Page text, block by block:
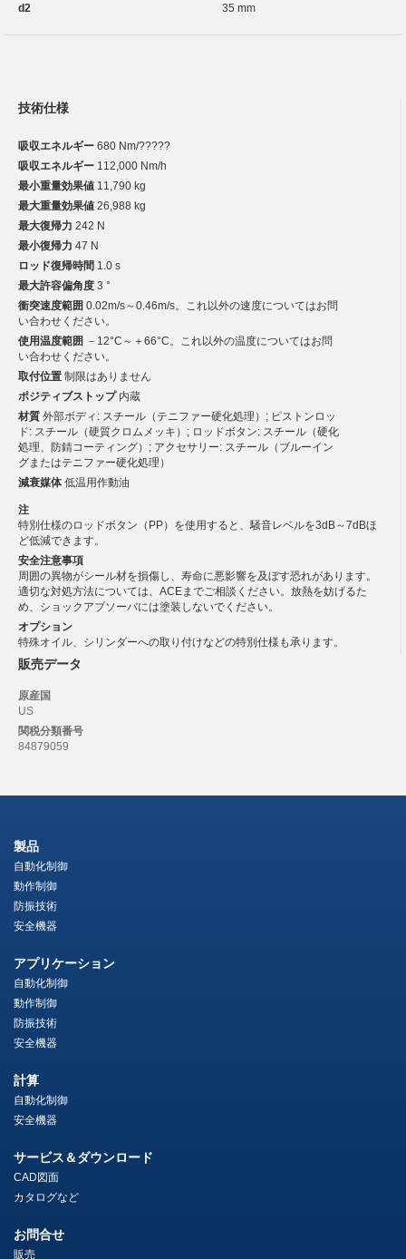
d2
35 mm
技術仕様
吸収エネルギー 680 Nm/?????
吸収エネルギー 112,000 Nm/h
最小重量効果値 11,790 kg
最大重量効果値 26,988 kg
最大復帰力 242 N
最小復帰力 47 N
ロッド復帰時間 1.0 s
最大許容偏角度 3 °
衝突速度範囲 0.02m/s～0.46m/s。これ以外の速度についてはお問
い合わせください。
使用温度範囲 －12°C～＋66°C。これ以外の温度についてはお問
い合わせください。
取付位置 制限はありません
ポジティブストップ内蔵
材質 外部ボディ: スチール（テニファー硬化処理）; ピストンロッ
ド: スチール（硬質クロムメッキ）; ロッドボタン: スチール（硬化
処理、防錆コーティング）; アクセサリー: スチール（ブルーイン
グまたはテニファー硬化処理）
減衰媒体低温用作動油
注
特別仕様のロッドボタン（PP）を使用すると、騒音レベルを3dB～7dBほ
ど低減できます。
安全注意事項
周囲の異物がシール材を損傷し、寿命に悪影響を及ぼす恐れがあります。
適切な対処方法については、ACEまでご相談ください。放熱を妨げるた
め、ショックアブソーバには塗装しないでください。
オプション
特殊オイル、シリンダーへの取り付けなどの特別仕様も承ります。
販売データ
原産国
US
関税分類番号
84879059
製品
自動化制御
動作制御
防振技術
安全機器
アプリケーション
自動化制御
動作制御
防振技術
安全機器
計算
自動化制御
安全機器
サービス＆ダウンロード
CAD図面
カタログなど
お問合せ
販売